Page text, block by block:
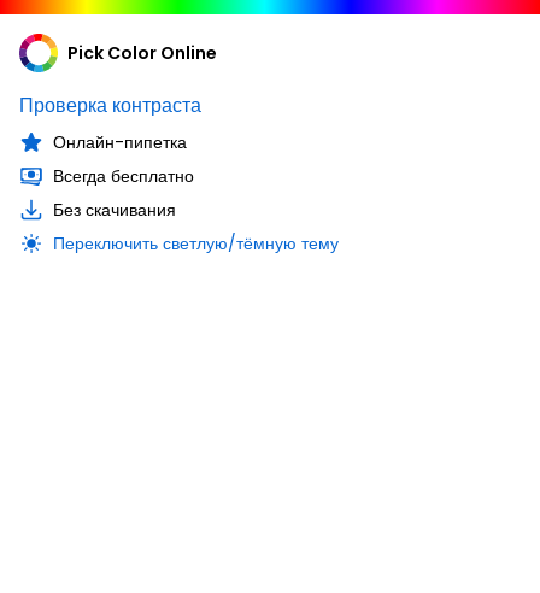
Pick Color Online
Проверка контраста
Онлайн-пипетка
Всегда бесплатно
Без скачивания
Переключить светлую/тёмную тему